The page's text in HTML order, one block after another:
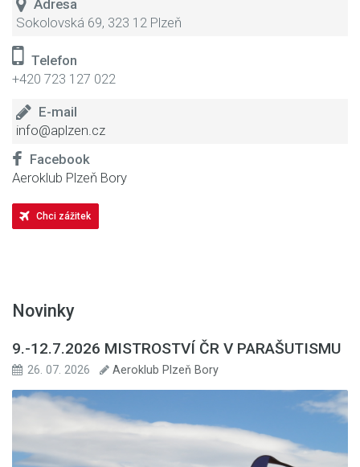
Adresa
Sokolovská 69, 323 12 Plzeň
Telefon
+420 723 127 022
E-mail
info@aplzen.cz
Facebook
Aeroklub Plzeň Bory
Chci zážitek
Novinky
9.-12.7.2026 MISTROSTVÍ ČR V PARAŠUTISMU
26. 07. 2026 Aeroklub Plzeň Bory